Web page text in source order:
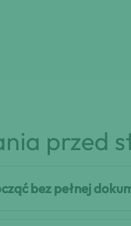
przed
bez pełnej